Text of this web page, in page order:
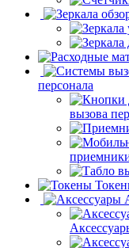
персонала
вызова